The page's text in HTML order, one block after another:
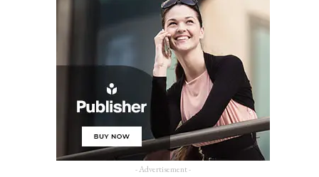
- Advertisement -